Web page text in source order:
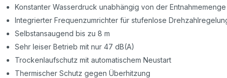
Konstanter Wasserdruck unabhängig von der Entnahmemenge
Integrierter Frequenzumrichter für stufenlose
Selbstansaugend bis zu 8 m
Sehr leiser Betrieb mit nur 47 dB(A)
Trockenlaufschutz mit automatischem Neustart
Thermischer Schutz gegen Überhitzung